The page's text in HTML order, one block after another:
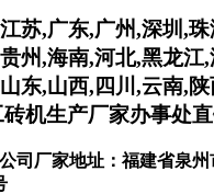
苏,广东,广州,深圳,
州,海南,河北,黑龙江
东,山西,四川,云南,
机生产厂家办事处
司厂家地址：福建省泉